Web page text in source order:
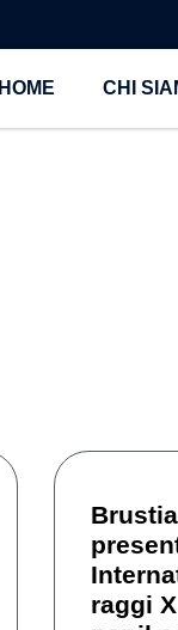
HOME CHI
raggi